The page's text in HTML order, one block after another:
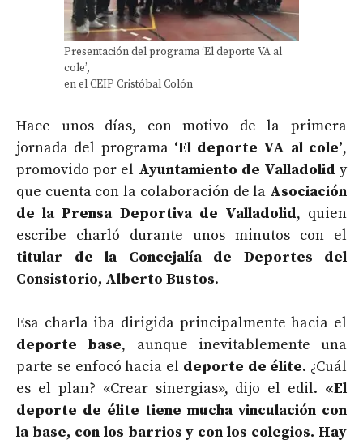
Presentación del programa ‘El deporte VA al
cole’,
en el CEIP Cristóbal Colón
Hace unos días, con motivo de la primera
jornada del programa ‘El deporte VA al cole’,
promovido por el Ayuntamiento de Valladolid y
que cuenta con la colaboración de la Asociación
de la Prensa Deportiva de Valladolid, quien
escribe charló durante unos minutos con el
titular de la Concejalía de Deportes del
Consistorio, Alberto Bustos.
Esa charla iba dirigida principalmente hacia el
deporte base, aunque inevitablemente una
parte se enfocó hacia el deporte de élite. ¿Cuál
es el plan? «Crear sinergias», dijo el edil. «El
deporte de élite tiene mucha vinculación con
la base, con los barrios y con los colegios. Hay